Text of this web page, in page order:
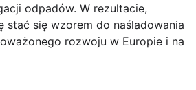
odpadów. W rezultacie,
stać się wzorem do naśladowania
rozwoju w Europie i na